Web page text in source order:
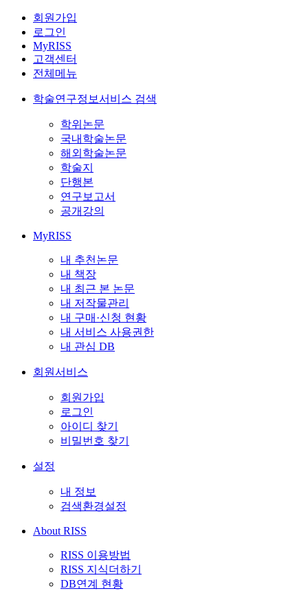
회원가입
로그인
MyRISS
고객센터
전체메뉴
학술연구정보서비스 검색
학위논문
국내학술논문
해외학술논문
학술지
단행본
연구보고서
공개강의
MyRISS
내 추천논문
내 책장
내 최근 본 논문
내 저작물관리
내 구매·신청 현황
내 서비스 사용권한
내 관심 DB
회원서비스
회원가입
로그인
아이디 찾기
비밀번호 찾기
설정
내 정보
검색환경설정
About RISS
RISS 이용방법
RISS 지식더하기
DB연계 현황